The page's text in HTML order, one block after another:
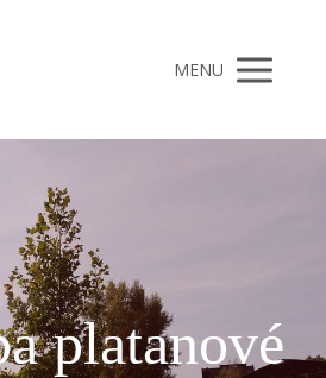
MENU
platanové